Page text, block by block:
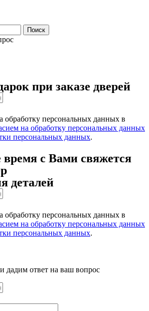
Поиск
при заказе дверей
обработку персональных данных в
на обработку персональных данных
персональных данных.
с Вами свяжется
деталей
обработку персональных данных в
на обработку персональных данных
персональных данных.
дадим ответ на ваш вопрос